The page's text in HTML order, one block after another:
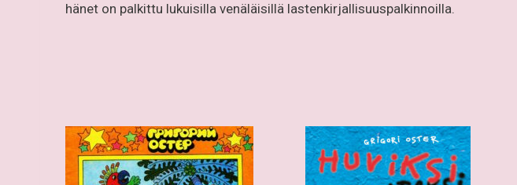
hänet on palkittu lukuisilla venäläisillä lastenkirjallisuuspalkinnoilla.